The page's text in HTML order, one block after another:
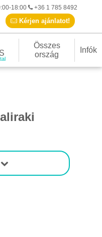
18:00
+36 1 785 8492
Kérjen ajánlatot!
Összes
ország
Infók